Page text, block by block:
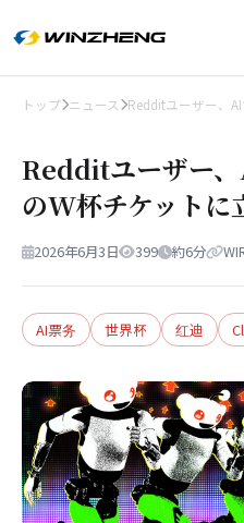
トップ ニュース Redditユーザー、
Redditユーザー
のW杯チケットに
2026年6月3日 399 約6分
AI票务 世界杯 红迪